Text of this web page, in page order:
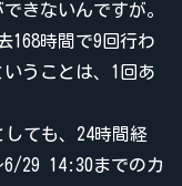
きないんですが。
168時間で9回行わ
うことは、1回あ
しても、24時間経
29 14:30までのカ